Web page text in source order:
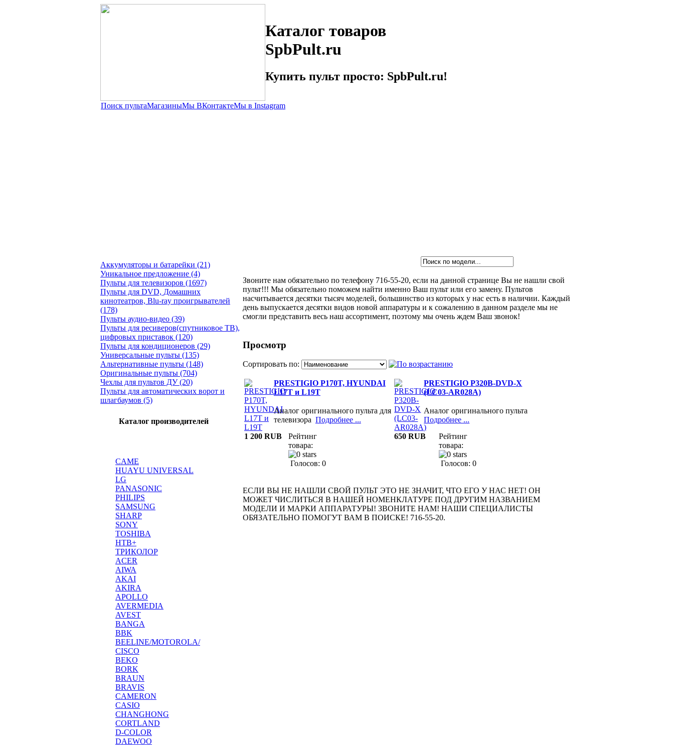
Каталог товаров
SpbPult.ru
Купить пульт просто: SpbPult.ru!
Поиск пультаМагазиныМы ВКонтактеМы в Instagram
Аккумуляторы и батарейки (21)
Уникальное предложение (4)
Пульты для телевизоров (1697)
Пульты для DVD, Домашних
кинотеатров, Blu-ray проигрывателей
(178)
Пульты аудио-видео (39)
Пульты для ресиверов(спутниковое ТВ),
цифровых приставок (120)
Пульты для кондиционеров (29)
Универсальные пульты (135)
Альтернативные пульты (148)
Оригинальные пульты (704)
Чехлы для пультов ДУ (20)
Пульты для автоматических ворот и
шлагбаумов (5)
Каталог производителей
CAME
HUAYU UNIVERSAL
LG
PANASONIC
PHILIPS
SAMSUNG
SHARP
SONY
TOSHIBA
НТВ+
ТРИКОЛОР
ACER
AIWA
AKAI
AKIRA
APOLLO
AVERMEDIA
AVEST
BANGA
BBK
BEELINE/MOTOROLA/
CISCO
BEKO
BORK
BRAUN
BRAVIS
CAMERON
CASIO
CHANGHONG
CORTLAND
D-COLOR
DAEWOO
Звоните нам обязательно по телефону 716-55-20, если на данной странице Вы не нашли свой
пульт!!! Мы обязательно поможем найти именно Ваш пульт или его замену. Пультов
насчитывается десятки тысяч моделей, большинство из которых у нас есть в наличии. Каждый
день выпускается десятки видов новой аппаратуры и к сожалению в данном разделе мы не
смогли представить весь наш ассортимент, поэтому мы очень ждем Ваш звонок!
Просмотр
Сортировать по:
PRESTIGIO P170T, HYUNDAI
L17T и L19T
Аналог оригинального пульта для
телевизора Подробнее ...
1 200 RUB
Рейтинг
товара:
Голосов: 0
PRESTIGIO P320B-DVD-X
(LC03-AR028A)
Аналог оригинального пульта
Подробнее ...
650 RUB
Рейтинг
товара:
Голосов: 0
ЕСЛИ ВЫ НЕ НАШЛИ СВОЙ ПУЛЬТ ЭТО НЕ ЗНАЧИТ, ЧТО ЕГО У НАС НЕТ! ОН
МОЖЕТ ЧИСЛИТЬСЯ В НАШЕЙ НОМЕНКЛАТУРЕ ПОД ДРУГИМ НАЗВАНИЕМ
МОДЕЛИ И МАРКИ АППАРАТУРЫ! ЗВОНИТЕ НАМ! НАШИ СПЕЦИАЛИСТЫ
ОБЯЗАТЕЛЬНО ПОМОГУТ ВАМ В ПОИСКЕ! 716-55-20.